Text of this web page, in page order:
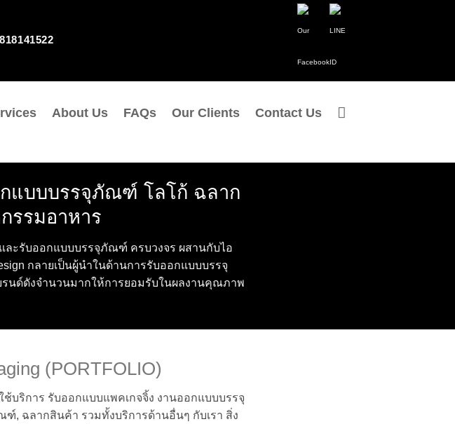
About Us FAQs Our Clients Contact Us
แบบบรรจุภัณฑ์ โลโก้ ฉลาก
รรมอาหาร
ละรับออกแบบบรรจุภัณฑ์ ครบวงจร ผสานกับไอ
กลายเป็นผู้นำในด้านการรับออกแบบบรรจุ
นด์ดังจำนวนมากให้การยอมรับในผลงานคุณภาพ
(PORTFOLIO)
บริการ รับออกแบบแพคเกจจิ้ง งานออกแบบบรรจุ
, ฉลากสินค้า รวมทั้งบริการด้านอื่นๆ กับเรา สิ่ง